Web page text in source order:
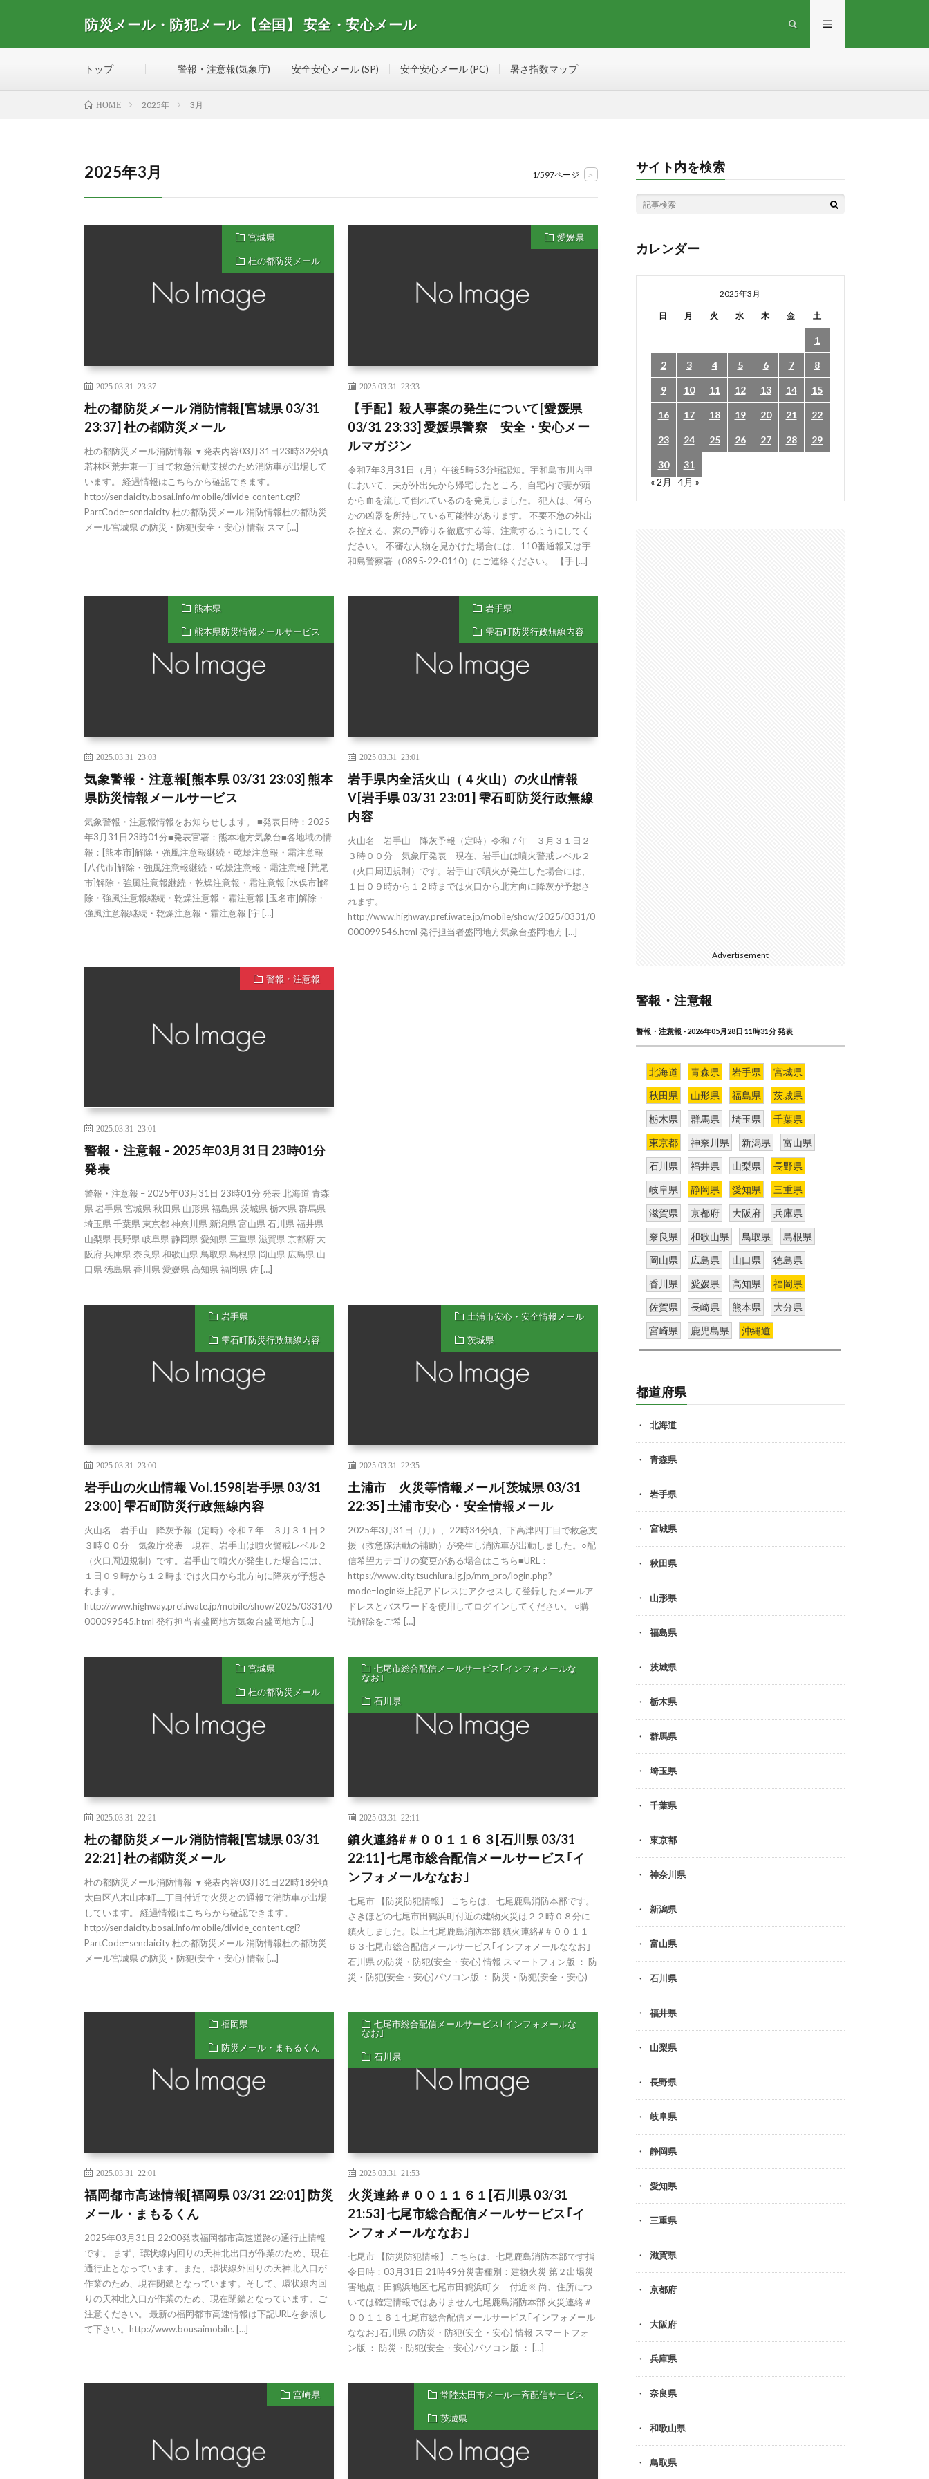
防災メール・防犯メール 【全国】 安全・安心メール
トップ 警報・注意報(気象庁) 安全安心メール (SP) 安全安心メール (PC) 暑さ指数マップ
HOME 2025年 3月
2025年3月 1/597ページ >
宮城県
杜の都防災メール
2025.03.31 23:37
杜の都防災メール 消防情報[宮城県 03/31
23:37] 杜の都防災メール
杜の都防災メール消防情報 ▼発表内容03月31日23時32分頃
若林区荒井東一丁目で救急活動支援のため消防車が出場して
います。 経過情報はこちらから確認できます。
http://sendaicity.bosai.info/mobile/divide_content.cgi?
PartCode=sendaicity 杜の都防災メール 消防情報杜の都防災
メール宮城県 の防災・防犯(安全・安心) 情報 スマ […]
愛媛県
2025.03.31 23:33
【手配】殺人事案の発生について[愛媛県
03/31 23:33] 愛媛県警察 安全・安心メー
ルマガジン
令和7年3月31日（月）午後5時53分頃認知。宇和島市川内甲
において、夫が外出先から帰宅したところ、自宅内で妻が頭
から血を流して倒れているのを発見しました。 犯人は、何ら
かの凶器を所持している可能性があります。 不要不急の外出
を控える、家の戸締りを徹底する等、注意するようにしてく
ださい。 不審な人物を見かけた場合には、110番通報又は宇
和島警察署（0895-22-0110）にご連絡ください。 【手 […]
熊本県
熊本県防災情報メールサービス
2025.03.31 23:03
気象警報・注意報[熊本県 03/31 23:03] 熊本
県防災情報メールサービス
気象警報・注意報情報をお知らせします。 ■発表日時：2025
年3月31日23時01分■発表官署：熊本地方気象台■各地域の情
報：[熊本市]解除・強風注意報継続・乾燥注意報・霜注意報
[八代市]解除・強風注意報継続・乾燥注意報・霜注意報 [荒尾
市]解除・強風注意報継続・乾燥注意報・霜注意報 [水俣市]解
除・強風注意報継続・乾燥注意報・霜注意報 [玉名市]解除・
強風注意報継続・乾燥注意報・霜注意報 [宇 […]
岩手県
雫石町防災行政無線内容
2025.03.31 23:01
岩手県内全活火山（４火山）の火山情報
V[岩手県 03/31 23:01] 雫石町防災行政無線
内容
火山名 岩手山 降灰予報（定時）令和７年 ３月３１日２
３時００分 気象庁発表 現在、岩手山は噴火警戒レベル２
（火口周辺規制）です。岩手山で噴火が発生した場合には、
１日０９時から１２時までは火口から北方向に降灰が予想さ
れます。
http://www.highway.pref.iwate.jp/mobile/show/2025/0331/0
000099546.html 発行担当者盛岡地方気象台盛岡地方 […]
警報・注意報
2025.03.31 23:01
警報・注意報 – 2025年03月31日 23時01分
発表
警報・注意報 – 2025年03月31日 23時01分 発表 北海道 青森
県 岩手県 宮城県 秋田県 山形県 福島県 茨城県 栃木県 群馬県
埼玉県 千葉県 東京都 神奈川県 新潟県 富山県 石川県 福井県
山梨県 長野県 岐阜県 静岡県 愛知県 三重県 滋賀県 京都府 大
阪府 兵庫県 奈良県 和歌山県 鳥取県 島根県 岡山県 広島県 山
口県 徳島県 香川県 愛媛県 高知県 福岡県 佐 […]
岩手県
雫石町防災行政無線内容
2025.03.31 23:00
岩手山の火山情報 Vol.1598[岩手県 03/31
23:00] 雫石町防災行政無線内容
火山名 岩手山 降灰予報（定時）令和７年 ３月３１日２
３時００分 気象庁発表 現在、岩手山は噴火警戒レベル２
（火口周辺規制）です。岩手山で噴火が発生した場合には、
１日０９時から１２時までは火口から北方向に降灰が予想さ
れます。
http://www.highway.pref.iwate.jp/mobile/show/2025/0331/0
000099545.html 発行担当者盛岡地方気象台盛岡地方 […]
土浦市安心・安全情報メール
茨城県
2025.03.31 22:35
土浦市 火災等情報メール[茨城県 03/31
22:35] 土浦市安心・安全情報メール
2025年3月31日（月）、22時34分頃、下高津四丁目で救急支
援（救急隊活動の補助）が発生し消防車が出動しました。○配
信希望カテゴリの変更がある場合はこちら■URL：
https://www.city.tsuchiura.lg.jp/mm_pro/login.php?
mode=login※上記アドレスにアクセスして登録したメールア
ドレスとパスワードを使用してログインしてください。 ○購
読解除をご希 […]
宮城県
杜の都防災メール
2025.03.31 22:21
杜の都防災メール 消防情報[宮城県 03/31
22:21] 杜の都防災メール
杜の都防災メール消防情報 ▼発表内容03月31日22時18分頃
太白区八木山本町二丁目付近で火災との通報で消防車が出場
しています。 経過情報はこちらから確認できます。
http://sendaicity.bosai.info/mobile/divide_content.cgi?
PartCode=sendaicity 杜の都防災メール 消防情報杜の都防災
メール宮城県 の防災・防犯(安全・安心) 情報 […]
七尾市総合配信メールサービス｢インフォメールな
なお｣
石川県
2025.03.31 22:11
鎮火連絡#＃００１１６３[石川県 03/31
22:11] 七尾市総合配信メールサービス｢イ
ンフォメールななお｣
七尾市 【防災防犯情報】 こちらは、七尾鹿島消防本部です。
さきほどの七尾市田鶴浜町付近の建物火災は２２時０８分に
鎮火しました。以上七尾鹿島消防本部 鎮火連絡#＃００１１
６３七尾市総合配信メールサービス｢インフォメールななお｣
石川県 の防災・防犯(安全・安心) 情報 スマートフォン版 ： 防
災・防犯(安全・安心)パソコン版 ： 防災・防犯(安全・安心)
福岡県
防災メール・まもるくん
2025.03.31 22:01
福岡都市高速情報[福岡県 03/31 22:01] 防災
メール・まもるくん
2025年03月31日 22:00発表福岡都市高速道路の通行止情報
です。 まず、環状線内回りの天神北出口が作業のため、現在
通行止となっています。また、環状線外回りの天神北入口が
作業のため、現在閉鎖となっています。そして、環状線内回
りの天神北入口が作業のため、現在閉鎖となっています。ご
注意ください。 最新の福岡都市高速情報は下記URLを参照し
て下さい。http://www.bousaimobile. […]
七尾市総合配信メールサービス｢インフォメールな
なお｣
石川県
2025.03.31 21:53
火災連絡＃００１１６１[石川県 03/31
21:53] 七尾市総合配信メールサービス｢イ
ンフォメールななお｣
七尾市 【防災防犯情報】 こちらは、七尾鹿島消防本部です指
令日時：03月31日 21時49分災害種別：建物火災 第２出場災
害地点：田鶴浜地区七尾市田鶴浜町タ 付近※ 尚、住所につ
いては確定情報ではありません七尾鹿島消防本部 火災連絡＃
００１１６１七尾市総合配信メールサービス｢インフォメール
ななお｣石川県 の防災・防犯(安全・安心) 情報 スマートフォ
ン版 ： 防災・防犯(安全・安心)パソコン版 ： […]
宮崎県 常陸太田市メール一斉配信サービス
茨城県
サイト内を検索
カレンダー
2025年3月
日 月 火 水 木 金 土
1
2 3 4 5 6 7 8
9 10 11 12 13 14 15
16 17 18 19 20 21 22
23 24 25 26 27 28 29
30
31
« 2月
4月 »
Advertisement
警報・注意報
警報・注意報 - 2026年05月28日 11時31分 発表
北海道 青森県 岩手県
宮城県
秋田県
山形県 福島県
茨城県
栃木県
群馬県 埼玉県
千葉県
東京都
神奈川県 新潟県
富山県
石川県
福井県 山梨県
長野県
岐阜県
静岡県 愛知県
三重県
滋賀県
京都府 大阪府
兵庫県
奈良県
和歌山県 鳥取県
島根県
岡山県
広島県 山口県
徳島県
香川県
愛媛県 高知県
福岡県
佐賀県
長崎県 熊本県
大分県
宮崎県
鹿児島県 沖縄道
都道府県
北海道
青森県
岩手県
宮城県
秋田県
山形県
福島県
茨城県
栃木県
群馬県
埼玉県
千葉県
東京都
神奈川県
新潟県
富山県
石川県
福井県
山梨県
長野県
岐阜県
静岡県
愛知県
三重県
滋賀県
京都府
大阪府
兵庫県
奈良県
和歌山県
鳥取県